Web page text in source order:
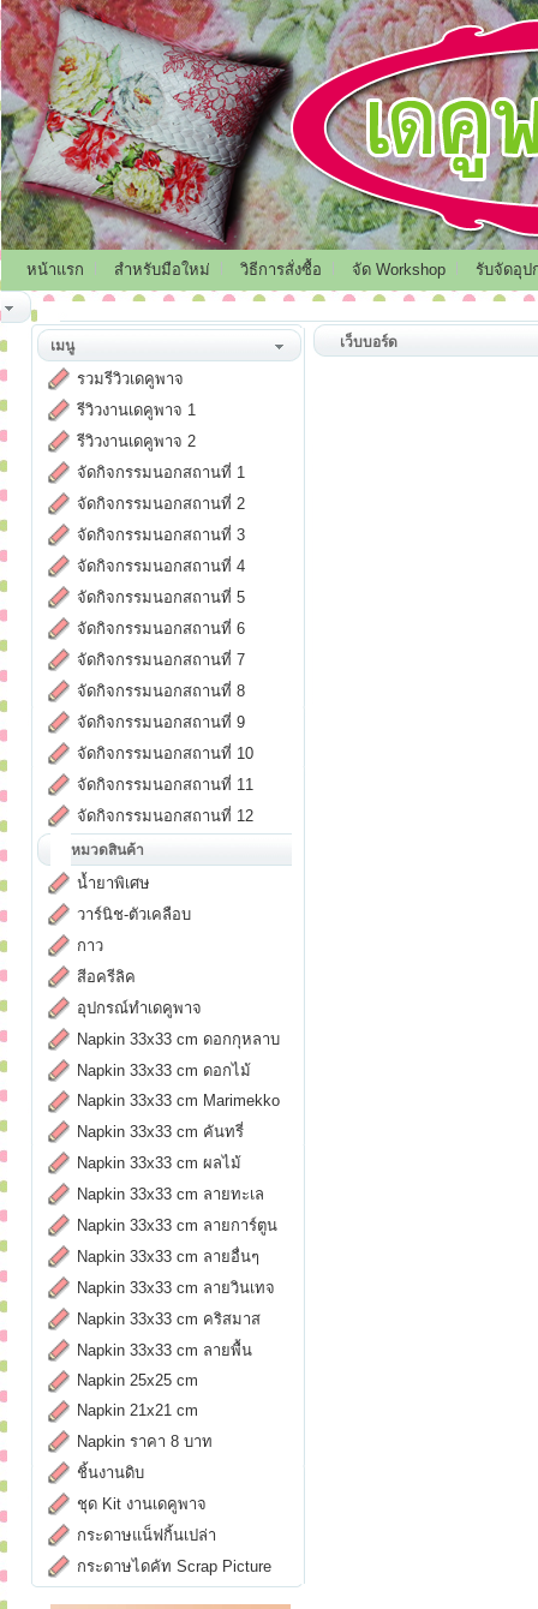
หน้าแรก สำหรับมือใหม่ วิธีการสั่งซื้อ จัด Workshop รับจัดอุป
เมนู
รวมรีวิวเดคูพาจ
รีวิวงานเดคูพาจ 1
รีวิวงานเดคูพาจ 2
จัดกิจกรรมนอกสถานที่ 1
จัดกิจกรรมนอกสถานที่ 2
จัดกิจกรรมนอกสถานที่ 3
จัดกิจกรรมนอกสถานที่ 4
จัดกิจกรรมนอกสถานที่ 5
จัดกิจกรรมนอกสถานที่ 6
จัดกิจกรรมนอกสถานที่ 7
จัดกิจกรรมนอกสถานที่ 8
จัดกิจกรรมนอกสถานที่ 9
จัดกิจกรรมนอกสถานที่ 10
จัดกิจกรรมนอกสถานที่ 11
จัดกิจกรรมนอกสถานที่ 12
หมวดสินค้า
น้ำยาพิเศษ
วาร์นิช-ตัวเคลือบ
กาว
สีอครีลิค
อุปกรณ์ทำเดคูพาจ
Napkin 33x33 cm ดอกกุหลาบ
Napkin 33x33 cm ดอกไม้
Napkin 33x33 cm Marimekko
Napkin 33x33 cm คันทรี่
Napkin 33x33 cm ผลไม้
Napkin 33x33 cm ลายทะเล
Napkin 33x33 cm ลายการ์ตูน
Napkin 33x33 cm ลายอื่นๆ
Napkin 33x33 cm ลายวินเทจ
Napkin 33x33 cm คริสมาส
Napkin 33x33 cm ลายพื้น
Napkin 25x25 cm
Napkin 21x21 cm
Napkin ราคา 8 บาท
ชิ้นงานดิบ
ชุด Kit งานเดคูพาจ
กระดาษแน็ฟกิ้นเปล่า
กระดาษไดคัท Scrap Picture
เว็บบอร์ด